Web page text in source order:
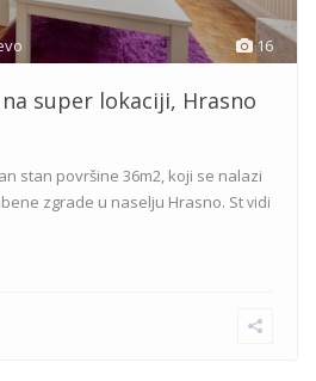
16
super lokaciji, Hrasno
stan površine 36m2, koji se nalazi
zgrade u naselju Hrasno. Stvidi